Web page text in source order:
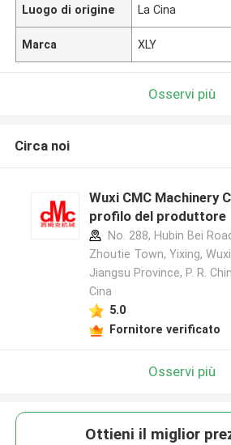
Luogo di origine La Cina
Marca XLY
Osservi più
Circa noi
Wuxi CMC Machinery
profilo del produttore
No. 288, Hubin Bei
Zhoutie Town, Yixing,
Jiangsu Province, P. R.
Cina
5.0
Fornitore verificato
Osservi più
Ottieni il miglior